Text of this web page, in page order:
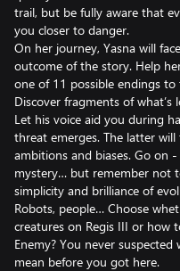
trail, but be fully aware that
you closer to danger.
On her journey, Yasna will
outcome of the story. Help
one of 11 possible endings
Discover fragments of
Let his voice aid you during
threat emerges. The latter
ambitions and biases. Go on
mystery… but remember not
simplicity and brilliance of
Robots, people… Choose
creatures on Regis III or how
Enemy? You never
mean before you got here.